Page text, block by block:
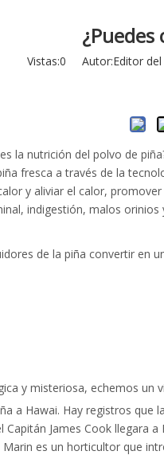
Vistas:0 Autor:Editor
la nutrición del polvo de
fresca a través de la
y aliviar el calor,
indigestión, malos orinios
de la piña convertir en
y misteriosa, echemos un
a Hawai. Hay registros
Capitán James Cook
es un horticultor que